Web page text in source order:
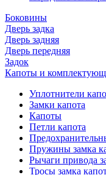
Боковины
Дверь задка
Дверь задняя
Дверь передняя
Задок
Капоты и
Уплотнители
Замки капота
Капоты
Петли капота
Пружины замка
Рычаги привода
Тросы замка